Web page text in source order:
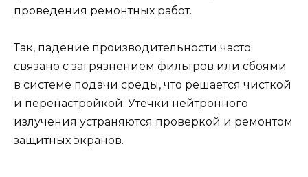
проведения ремонтных работ.
Так, падение производительности часто
связано с загрязнением фильтров или сбоями
в системе подачи среды, что решается чисткой
и перенастройкой. Утечки нейтронного
излучения устраняются проверкой и ремонтом
защитных экранов.